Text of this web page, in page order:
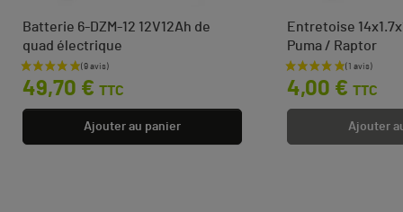
Batterie 6-DZM-12 12V12Ah de
quad électrique
Prix
49,70 € TTC
Ajouter au panier
Entretoise
Puma / Raptor
Prix
4,00 € TTC
Ajouter